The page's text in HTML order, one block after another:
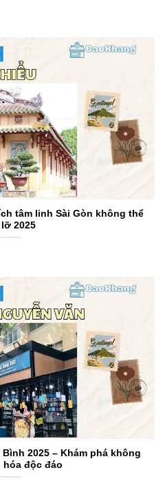
tâm linh Sài Gòn không thể
lỡ 2025
2025 – Khám phá không
hóa độc đáo